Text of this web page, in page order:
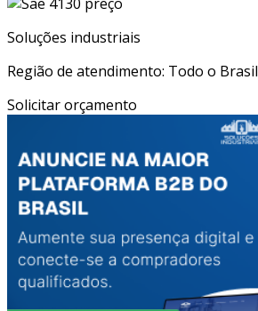
Soluções industriais
Região de atendimento: Todo o Brasil
Solicitar orçamento